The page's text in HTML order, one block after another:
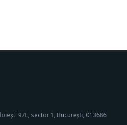
97E, sector 1, București, 013686